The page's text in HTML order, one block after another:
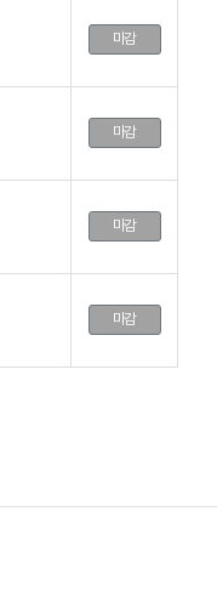
마감
마감
마감
마감